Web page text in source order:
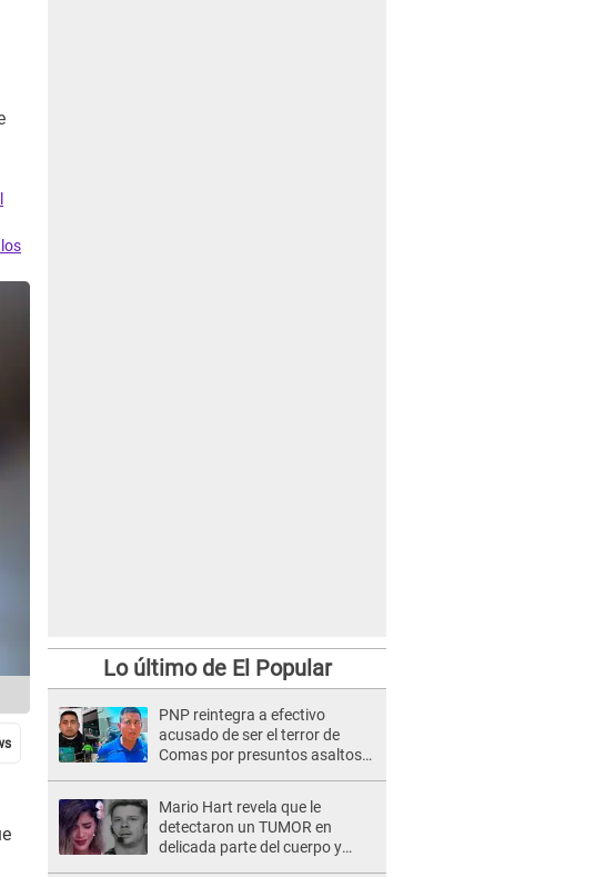
Lo último de El Popular
PNP reintegra a efectivo
acusado de ser el terror de
Comas por presuntos asaltos
Mario Hart revela que le
detectaron un TUMOR en
delicada parte del cuerpo y